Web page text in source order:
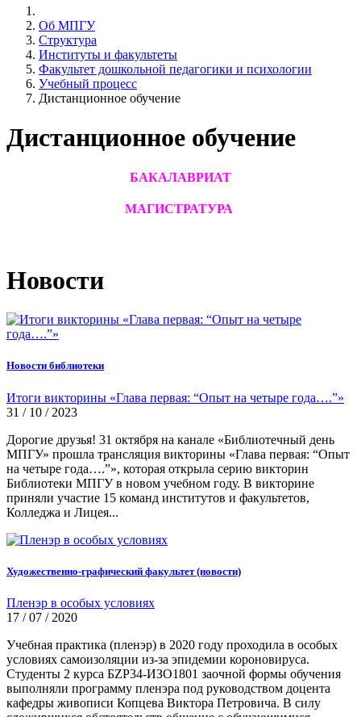
Об МПГУ
Структура
Институты и факультеты
Факультет дошкольной педагогики и психологии
Учебный процесс
Дистанционное обучение
Дистанционное обучение
БАКАЛАВРИАТ
МАГИСТРАТУРА
Новости
Новости библиотеки
Итоги викторины «Глава первая: “Опыт на четыре года….”»
31 / 10 / 2023
Дорогие друзья! 31 октября на канале «Библиотечный день
МПГУ» прошла трансляция викторины «Глава первая: “Опыт
на четыре года….”», которая открыла серию викторин
Библиотеки МПГУ в новом учебном году. В викторине
приняли участие 15 команд институтов и факультетов,
Колледжа и Лицея...
Художественно-графический факультет (новости)
Пленэр в особых условиях
17 / 07 / 2020
Учебная практика (пленэр) в 2020 году проходила в особых
условиях самоизоляции из-за эпидемии короновируса.
Студенты 2 курса БZР34-ИЗО1801 заочной формы обучения
выполняли программу пленэра под руководством доцента
кафедры живописи Копцева Виктора Петровича. В силу